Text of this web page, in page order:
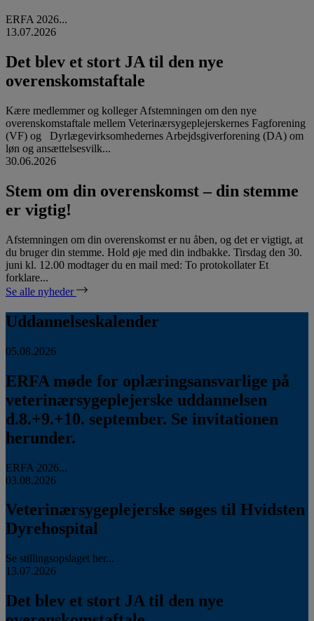
ERFA 2026...
13.07.2026
Det blev et stort JA til den nye
overenskomstaftale
Kære medlemmer og kolleger Afstemningen om den nye
overenskomstaftale mellem Veterinærsygeplejerskernes Fagforening
(VF) og Dyrlægevirksomhedernes Arbejdsgiverforening (DA) om
løn og ansættelsesvilk...
30.06.2026
Stem om din overenskomst – din stemme
er vigtig!
Afstemningen om din overenskomst er nu åben, og det er vigtigt, at
du bruger din stemme. Hold øje med din indbakke. Tirsdag den 30.
juni kl. 12.00 modtager du en mail med: To protokollater Et
forklare...
Se alle nyheder
Uddannelseskalender
05.08.2026
ERFA møde for oplæringsansvarlige på
veterinærsygeplejerske uddannelsen
d.8.+9.+10. september. Se invitationen
herunder.
ERFA 2026...
03.08.2026
Veterinærsygeplejerske søges til Hvidsten
Dyrehospital
Se stillingsopslaget her...
13.07.2026
Det blev et stort JA til den nye